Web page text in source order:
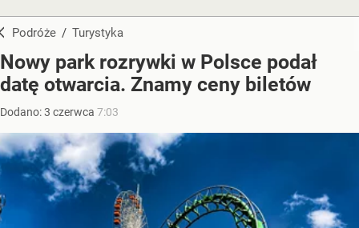
Podróże / Turystyka
Nowy park rozrywki w Polsce podał
datę otwarcia. Znamy ceny biletów
Dodano:3 czerwca 7:03